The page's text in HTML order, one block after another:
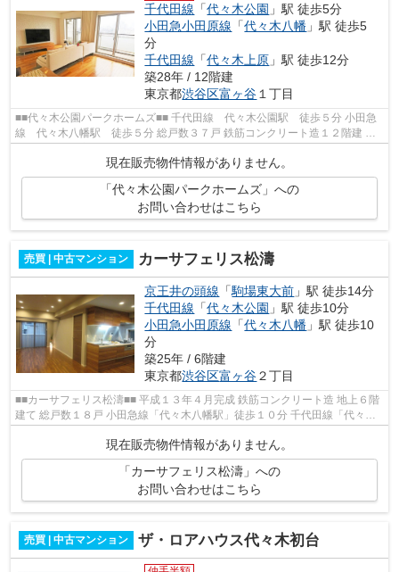
千代田線 「代々木公園 」駅 徒歩5分
小田急小田原線 「代々木八幡 」駅 徒歩5
分
千代田線 「代々木上原 」駅 徒歩12分
築28年 / 12階建
東京都渋谷区富ヶ谷 １丁目
■■代々木公園パークホームズ■■ 千代田線 代々木公園駅 徒歩５分 小田急
線 代々木八幡駅 徒歩５分 総戸数３７戸 鉄筋コンクリート造１２階建 平
現在販売物件情報がありません。
「代々木公園パークホームズ」への
お問い合わせはこちら
売買 | 中古マンション カーサフェリス松濤
京王井の頭線 「駒場東大前 」駅 徒歩14分
千代田線 「代々木公園 」駅 徒歩10分
小田急小田原線 「代々木八幡 」駅 徒歩10
分
築25年 / 6階建
東京都渋谷区富ヶ谷２丁目
■■カーサフェリス松濤■■ 平成１３年４月完成 鉄筋コンクリート造 地上６階
建て 総戸数１８戸 小田急線「代々木八幡駅」徒歩１０分 千代田線「代々木
公園駅」徒歩１０分
現在販売物件情報がありません。
「カーサフェリス松濤」への
お問い合わせはこちら
売買 | 中古マンション ザ・ロアハウス代々木初台